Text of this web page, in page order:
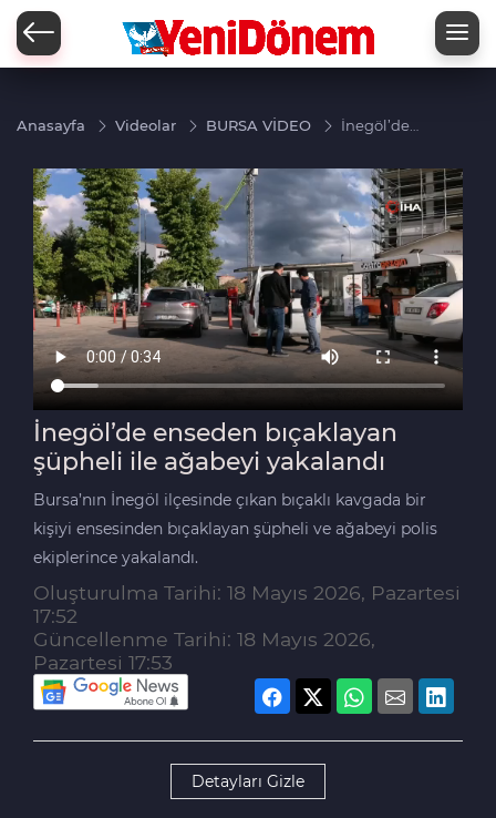
Anasayfa Videolar BURSA VİDEO
İnegöl’de
şüpheli ile
ağabeyi
yakalandı
İnegöl’de enseden bıçaklayan
şüpheli ile ağabeyi yakalandı
Bursa’nın İnegöl ilçesinde çıkan bıçaklı kavgada bir
kişiyi ensesinden bıçaklayan şüpheli ve ağabeyi polis
ekiplerince yakalandı.
Oluşturulma Tarihi: 18 Mayıs 2026, Pazartesi
17:52
Güncellenme Tarihi: 18 Mayıs 2026,
Pazartesi 17:53
Detayları Gizle